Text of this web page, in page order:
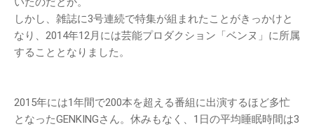
しかし、雑誌に3号連続で特集が組まれたことがきっかけと
なり、2014年12月には芸能プロダクション「ベンヌ」に所属
することとなりました。
2015年には1年間で200本を超える番組に出演するほど多忙
となったGENKINGさん。休みもなく、1日の平均睡眠時間は3